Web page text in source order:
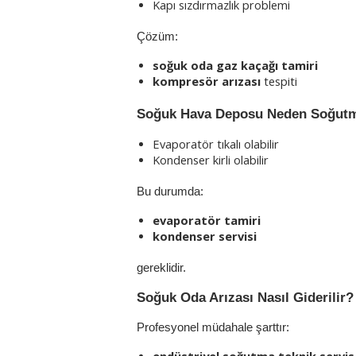
Kapı sızdırmazlık problemi
Çözüm:
soğuk oda gaz kaçağı tamiri
kompresör arızası tespiti
Soğuk Hava Deposu Neden
Evaporatör tıkalı olabilir
Kondenser kirli olabilir
Bu durumda:
evaporatör tamiri
kondenser servisi
gereklidir.
Soğuk Oda Arızası Nasıl Giderilir?
Profesyonel müdahale şarttır: